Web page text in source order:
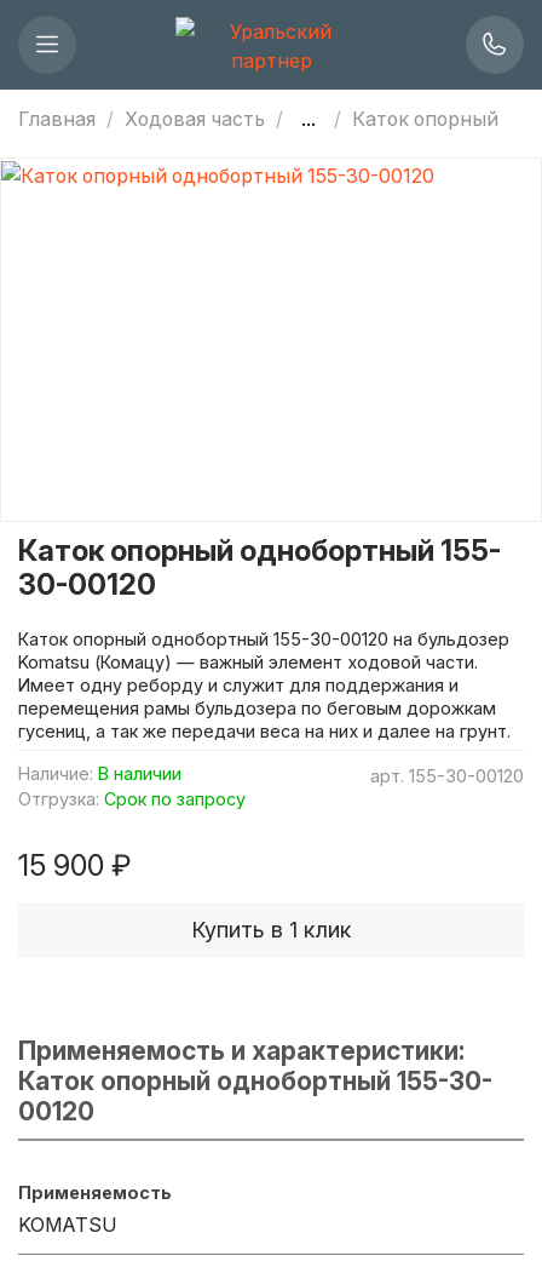
Главная Ходовая часть ... Каток опорный
арт. 155-30-00120
Наличие: В наличии
Отгрузка: Срок по запросу
Каток опорный однобортный 155-
30-00120
15 900 ₽
Купить в 1 клик
Каток опорный однобортный 155-30-00120 на бульдозер
Komatsu (Комацу) — важный элемент ходовой части.
Имеет одну реборду и служит для поддержания и
перемещения рамы бульдозера по беговым дорожкам
гусениц, а так же передачи веса на них и далее на грунт.
Применяемость и характеристики:
Каток опорный однобортный 155-30-
00120
Применяемость
KOMATSU